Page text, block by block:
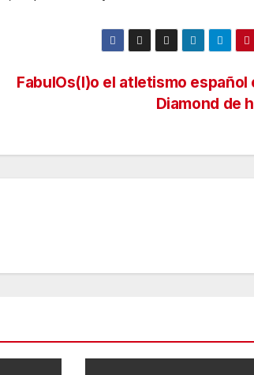
FabulOs(l)o el atletismo español
Diamond de